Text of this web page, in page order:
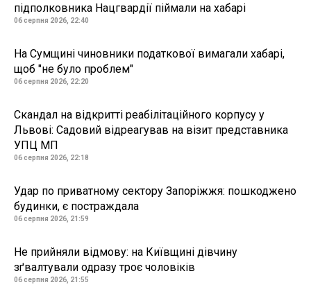
підполковника Нацгвардії піймали на хабарі
06 серпня 2026, 22:40
На Сумщині чиновники податкової вимагали хабарі,
щоб "не було проблем"
06 серпня 2026, 22:20
Скандал на відкритті реабілітаційного корпусу у
Львові: Садовий відреагував на візит представника
УПЦ МП
06 серпня 2026, 22:18
Удар по приватному сектору Запоріжжя: пошкоджено
будинки, є постраждала
06 серпня 2026, 21:59
Не прийняли відмову: на Київщині дівчину
зґвалтували одразу троє чоловіків
06 серпня 2026, 21:55